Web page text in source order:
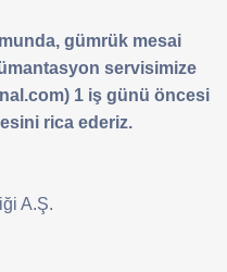
gümrük mesai
servisimize
1 iş günü öncesi
rica ederiz.
A.Ş.